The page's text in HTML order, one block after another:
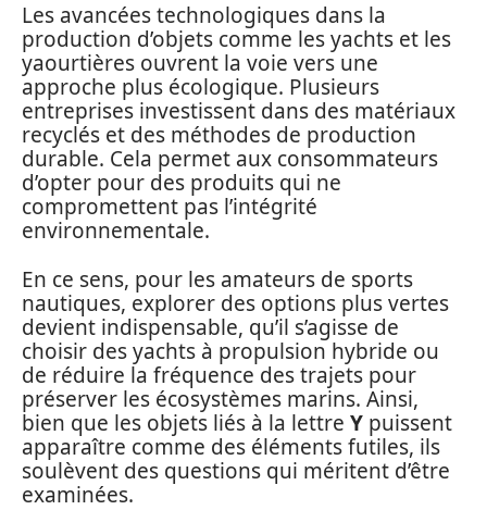
Les avancées technologiques dans la
production d’objets comme les yachts et les
yaourtières ouvrent la voie vers une
approche plus écologique. Plusieurs
entreprises investissent dans des matériaux
recyclés et des méthodes de production
durable. Cela permet aux consommateurs
d’opter pour des produits qui ne
compromettent pas l’intégrité
environnementale.
En ce sens, pour les amateurs de sports
nautiques, explorer des options plus vertes
devient indispensable, qu’il s’agisse de
choisir des yachts à propulsion hybride ou
de réduire la fréquence des trajets pour
préserver les écosystèmes marins. Ainsi,
bien que les objets liés à la lettre Y puissent
apparaître comme des éléments futiles, ils
soulèvent des questions qui méritent d’être
examinées.